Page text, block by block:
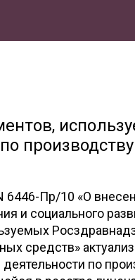
6446-Пр/10 «О
и социального
средств»
по